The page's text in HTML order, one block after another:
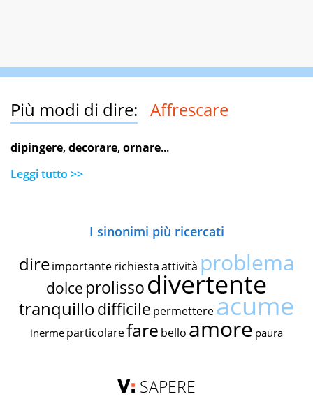
Più modi di dire: Affrescare
dipingere,decorare,ornare...
Leggi tutto >>
I sinonimi più ricercati
dire importante richiestaattività problema
dolce prolissodivertente
tranquillodifficile permettereacume
inerme particolarefare bello amore paura
SAPERE